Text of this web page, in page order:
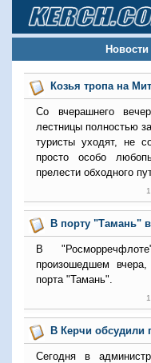
Новости
Козья тропа на
Со вчерашнего
лестницы полностью
туристы уходят, не
просто особо
прелести обходного
В порту "Тамань"
В
произошедшем
порта "Тамань".
В Керчи обсудили
Сегодня в